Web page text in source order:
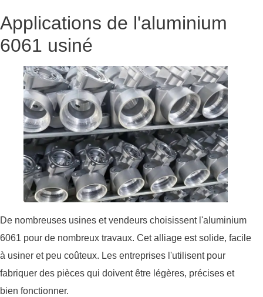
Applications de l'aluminium
6061 usiné
De nombreuses usines et vendeurs choisissent l'aluminium
6061 pour de nombreux travaux. Cet alliage est solide, facile
à usiner et peu coûteux. Les entreprises l'utilisent pour
fabriquer des pièces qui doivent être légères, précises et
bien fonctionner.